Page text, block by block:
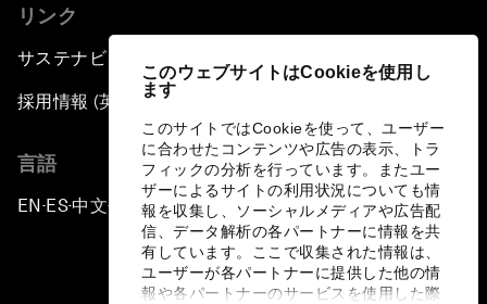
このウェブサイトはCookieを使用し
ます
このサイトではCookieを使って、ユーザー
に合わせたコンテンツや広告の表示、トラ
フィックの分析を行っています。またユー
ザーによるサイトの利用状況についても情
報を収集し、ソーシャルメディアや広告配
信、データ解析の各パートナーに情報を共
有しています。ここで収集された情報は、
ユーザーが各パートナーに提供した他の情
報や各パートナーのサービスを使用した際
リンク
サステナビリティへの取り組み
採用情報 (英語のみ)
言語
EN ▪ES▪中文▪ 日本語